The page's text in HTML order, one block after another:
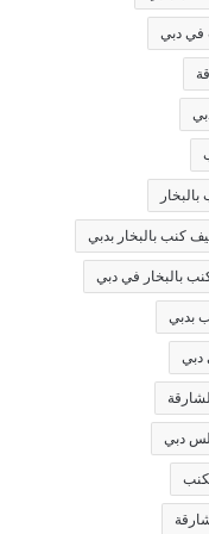
في دبي
كنب بالبخار بدبي
بالبخار في دبي
بدبي
دبي
دبي